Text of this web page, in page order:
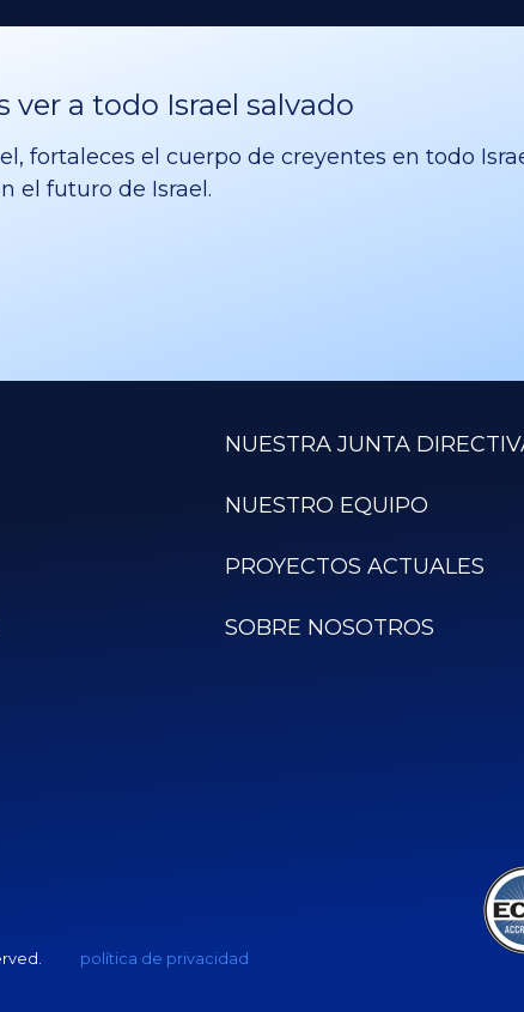
a todo Israel salvado
fortaleces el cuerpo de creyentes en todo
el futuro de Israel.
NUESTRA JUNTA
NUESTRO EQUIPO
PROYECTOS ACTUALES
SOBRE NOSOTROS
política de privacidad